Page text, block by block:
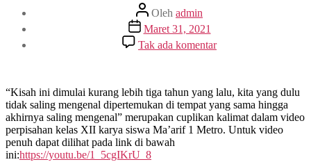
Penulis
artikel
Oleh admin
Tanggal
artikel
Maret 31, 2021
Tak ada komentarpada
BERPISAH
“Kisah ini dimulai kurang lebih tiga tahun yang lalu, kita yang dulu
tidak saling mengenal dipertemukan di tempat yang sama hingga
akhirnya saling mengenal” merupakan cuplikan kalimat dalam video
perpisahan kelas XII karya siswa Ma’arif 1 Metro. Untuk video
penuh dapat dilihat pada link di bawah
ini:https://youtu.be/1_5cgIKrU_8